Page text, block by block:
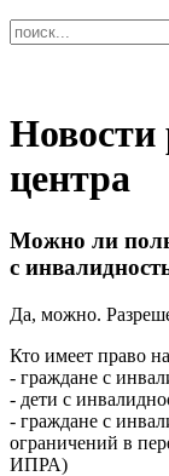
Новости
центра
Можно ли
с
Да, можно.
Кто имеет право
- граждане с
- дети с
- граждане с
ограничений в
ИПРА)